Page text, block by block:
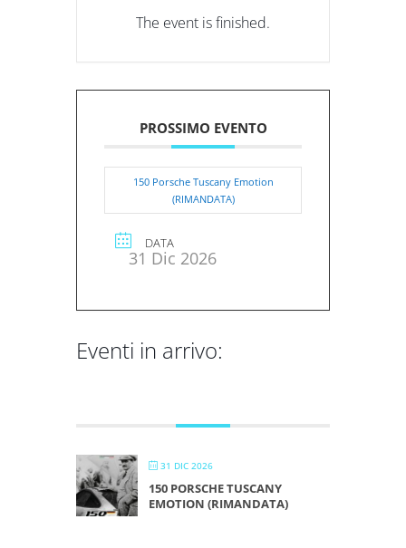
The event is finished.
PROSSIMO EVENTO
150 Porsche Tuscany Emotion
(RIMANDATA)
DATA
31 Dic 2026
Eventi in arrivo:
31 DIC 2026
150 PORSCHE TUSCANY
EMOTION (RIMANDATA)